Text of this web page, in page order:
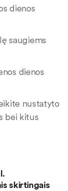
dienos
saugiems
dienos
nustatyto
bei kitus
skirtingais